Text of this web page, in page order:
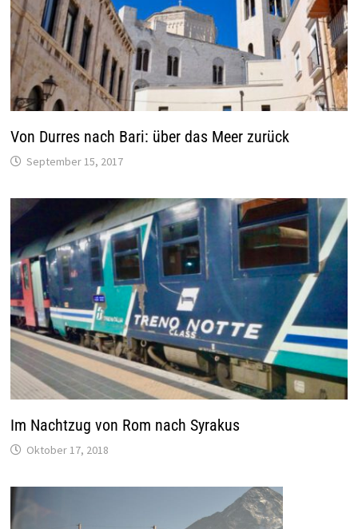
Von Durres nach Bari: über das Meer zurück
September 15, 2017
Im Nachtzug von Rom nach Syrakus
Oktober 17, 2018